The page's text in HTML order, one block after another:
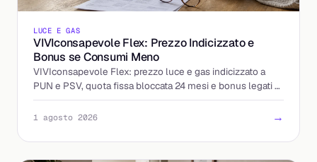
LUCE E GAS
VIVIconsapevole Flex: Prezzo Indicizzato e
Bonus se Consumi Meno
VIVIconsapevole Flex: prezzo luce e gas indicizzato a
PUN e PSV, quota fissa bloccata 24 mesi e bonus legati al
calo dei consumi. Come funziona e cosa controllare.
1 agosto 2026 →